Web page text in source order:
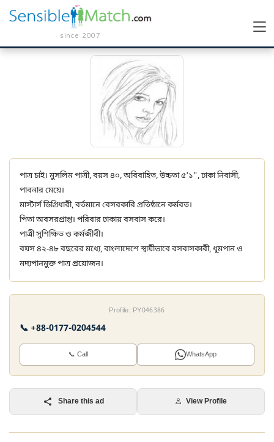
since 2007
পাত্র চাই। মুসলিম পাত্রী, বয়স ৪০, অবিবাহিত, উচ্চতা ৫'১", ঢাকা নিবাসী,
পাবনার মেয়ে।
মাস্টার্স ডিগ্রিধারী, বর্তমানে বেসরকারি প্রতিষ্ঠানে কর্মরত।
পিতা অবসরপ্রাপ্ত। পরিবার ঢাকায় বসবাস করে।
পাত্রী সুশিক্ষিত ও কর্মজীবী।
বয়স ৪২-৪৮ বছরের মধ্যে, বাংলাদেশে স্থায়ীভাবে বসবাসকারী, ধূমপান ও
মদ্যপানমুক্ত পাত্র প্রয়োজন।
Profile: PY046386
📞 +88-0177-0204544
📞 Call WhatsApp
Share this ad View Profile